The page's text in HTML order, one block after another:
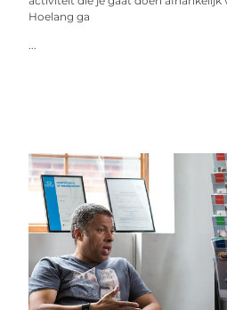
Hoelang ga
...